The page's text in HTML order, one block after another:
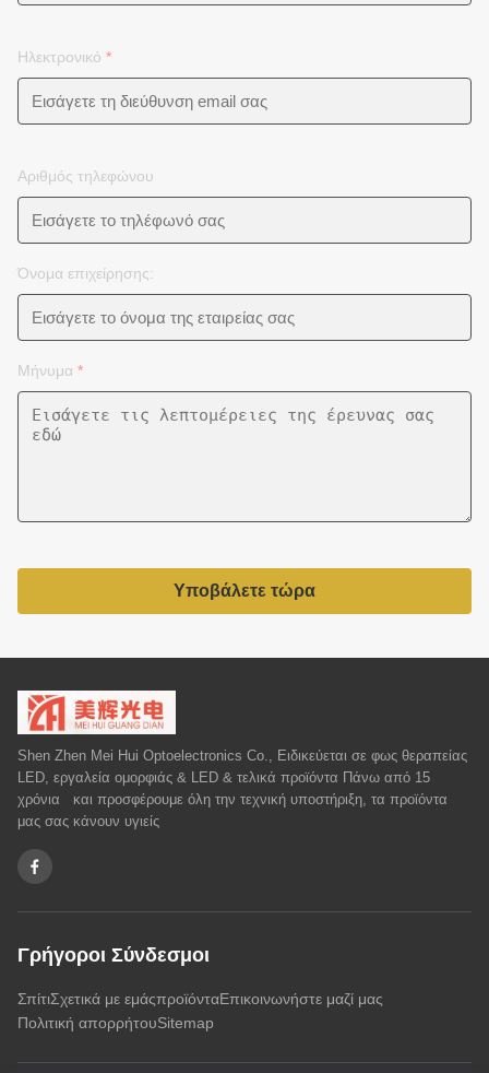
Ηλεκτρονικό *
Αριθμός τηλεφώνου
Όνομα επιχείρησης:
Μήνυμα *
Υποβάλετε τώρα
Shen Zhen Mei Hui Optoelectronics Co., Ειδικεύεται σε φως θεραπείας
LED, εργαλεία ομορφιάς & LED & τελικά προϊόντα Πάνω από 15
χρόνια και προσφέρουμε όλη την τεχνική υποστήριξη, τα προϊόντα
μας σας κάνουν υγιείς
Γρήγοροι Σύνδεσμοι
ΣπίτιΣχετικά με εμάςπροϊόνταΕπικοινωνήστε μαζί μας
Πολιτική απορρήτουSitemap